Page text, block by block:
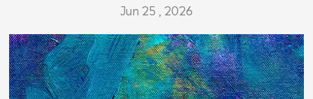
Jun 25 , 2026